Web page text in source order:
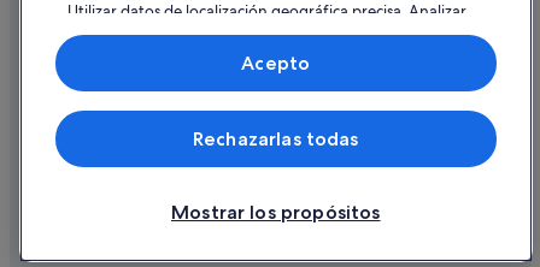
Documentos para viajes internacionales
© 2026 Expedia, Inc., una empresa de Expedia Group. Todos los
derechos reservados. Expedia y el logotipo de Expedia son marcas
comerciales o marcas comerciales registradas de Expedia, Inc.
Utilizar datos de localización geográfica precisa. Analizar
activamente las características del dispositivo para su
identificación. Almacenar la información en un dispositivo
y/o acceder a ella. Publicidad y contenido personalizados,
medición de publicidad y contenido, investigación de
audiencia y desarrollo de servicios.
Lista de asociados (proveedores)
Mostrar los propósitos
Rechazarlas todas
Acepto